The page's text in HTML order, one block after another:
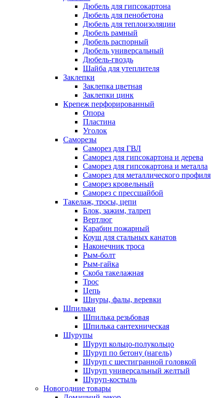
Дюбель для гипсокартона
Дюбель для пенобетона
Дюбель для теплоизоляции
Дюбель рамный
Дюбель распорный
Дюбель универсальный
Дюбель-гвоздь
Шайба для утеплителя
Заклепки
Заклепка цветная
Заклепки цинк
Крепеж перфорированный
Опора
Пластина
Уголок
Саморезы
Саморез для ГВЛ
Саморез для гипсокартона и дерева
Саморез для гипсокартона и металла
Саморез для металлического профиля
Саморез кровельный
Саморез с прессшайбой
Такелаж, тросы, цепи
Блок, зажим, талреп
Вертлюг
Карабин пожарный
Коуш для стальных канатов
Наконечник троса
Рым-болт
Рым-гайка
Скоба такелажная
Трос
Цепь
Шнуры, фалы, веревки
Шпильки
Шпилька резьбовая
Шпилька сантехническая
Шурупы
Шуруп кольцо-полукольцо
Шуруп по бетону (нагель)
Шуруп с шестигранной головкой
Шуруп универсальный желтый
Шуруп-костыль
Новогодние товары